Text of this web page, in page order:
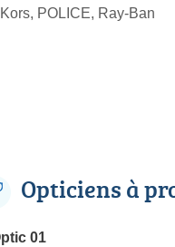
POLICE, Ray-Ban
Opticiens à
01